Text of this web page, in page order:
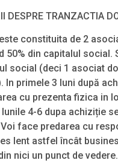
DESPRE TRANZACTIA
constituita de 2
50% din capitalul social.
social (deci 1 asociat
In primele 3 luni după
cu prezenta fizica in
4-6 dupa achiziție
face predarea cu
lent astfel încât
nici un punct de